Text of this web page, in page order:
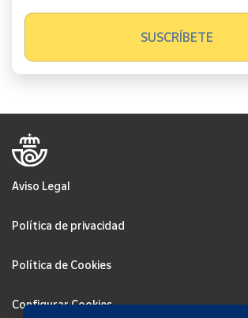
Aviso Legal
Política de privacidad
Política de Cookies
Configurar Cookies